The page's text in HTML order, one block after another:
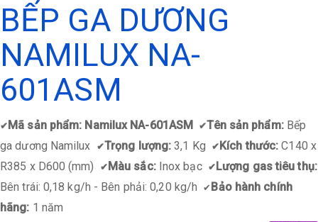
BẾP GA DƯƠNG
NAMILUX NA-
601ASM
✔Mã sản phẩm: Namilux NA-601ASM ✔Tên sản phẩm: Bếp
ga dương Namilux
✔Trọng lượng: 3,1 Kg ✔Kích thước: C140 x
R385 x D600 (mm)
✔Màu sắc:Inox bạc ✔Lượng gas tiêu thụ:
Bên trái: 0,18 kg/h - Bên phải: 0,20 kg/h
✔ Bảo hành chính
hãng: 1 năm